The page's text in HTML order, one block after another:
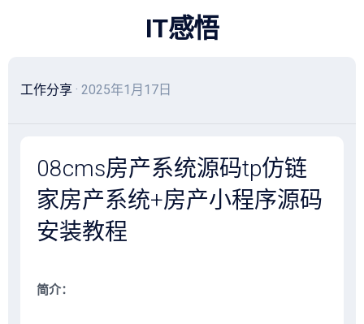
IT感悟
工作分享 · 2025年1月17日
08cms房产系统源码tp仿链
家房产系统+房产小程序源码
安装教程
简介：